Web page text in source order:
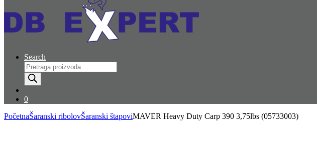
Search
Products
search
0
PočetnaŠaranski ribolovŠaranski štapoviMAVER Heavy Duty Carp 390 3,75lbs (05733003)